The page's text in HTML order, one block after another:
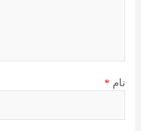
نام *